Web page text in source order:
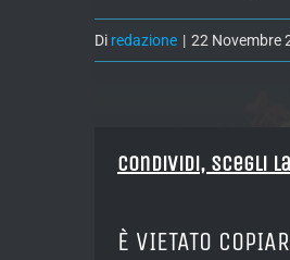
Di redazione | 22 Novembre
Condividi, Scegli
È VIETATO